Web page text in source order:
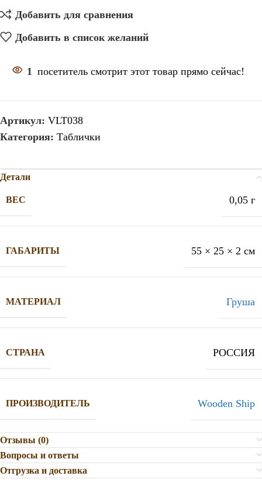
Добавить для сравнения
Добавить в список желаний
1 посетитель смотрит этот товар прямо сейчас!
Артикул: VLT038
Категория: Таблички
Детали
ВЕС 0,05 г
ГАБАРИТЫ 55 × 25 × 2 см
МАТЕРИАЛ Груша
СТРАНА РОССИЯ
ПРОИЗВОДИТЕЛЬ Wooden Ship
Отзывы (0)
Вопросы и ответы
Отгрузка и доставка